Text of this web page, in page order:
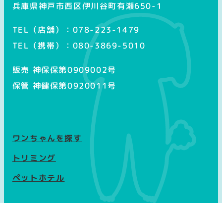
兵庫県神戸市西区伊川谷町有瀬650-1
TEL（店舗）：078-223-1479
TEL（携帯）：080-3869-5010
販売 神保保第0909002号
保管 神健保第0920011号
ワンちゃんを探す
トリミング
ペットホテル